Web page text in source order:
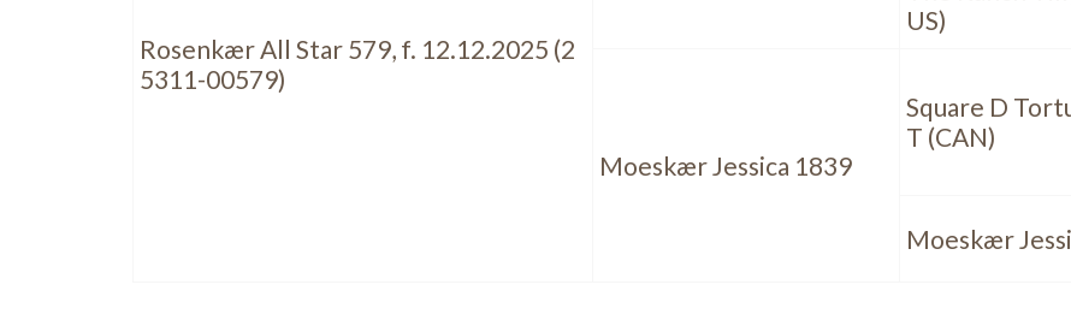
Rosenkær All Star 579, f. 12.12.2025 (2
5311-00579)
US)
Moeskær Jessica 1839
Square D
T (CAN)
Moeskær